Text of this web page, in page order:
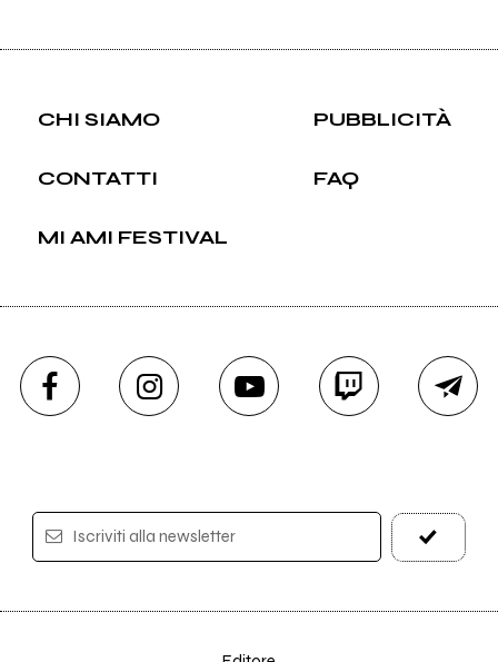
CHI SIAMO PUBBLICITÀ
CONTATTI FAQ
MI AMI FESTIVAL
Iscriviti alla newsletter